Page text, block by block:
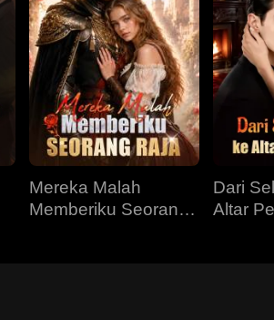
Mereka Malah
Memberiku Seorang
Dari
Altar